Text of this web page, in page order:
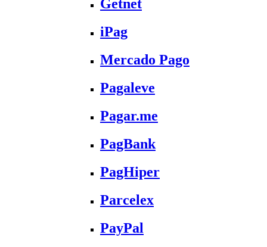
Getnet
iPag
Mercado Pago
Pagaleve
Pagar.me
PagBank
PagHiper
Parcelex
PayPal